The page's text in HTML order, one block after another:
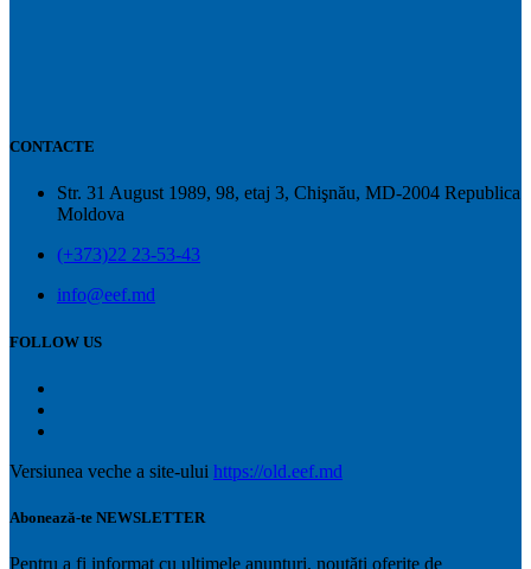
CONTACTE
Str. 31 August 1989, 98, etaj 3, Chişnău, MD-2004 Republica
Moldova
(+373)22 23-53-43
info@eef.md
FOLLOW US
Versiunea veche a site-ului https://old.eef.md
Abonează-te NEWSLETTER
Pentru a fi informat cu ultimele anunțuri, noutăți oferite de